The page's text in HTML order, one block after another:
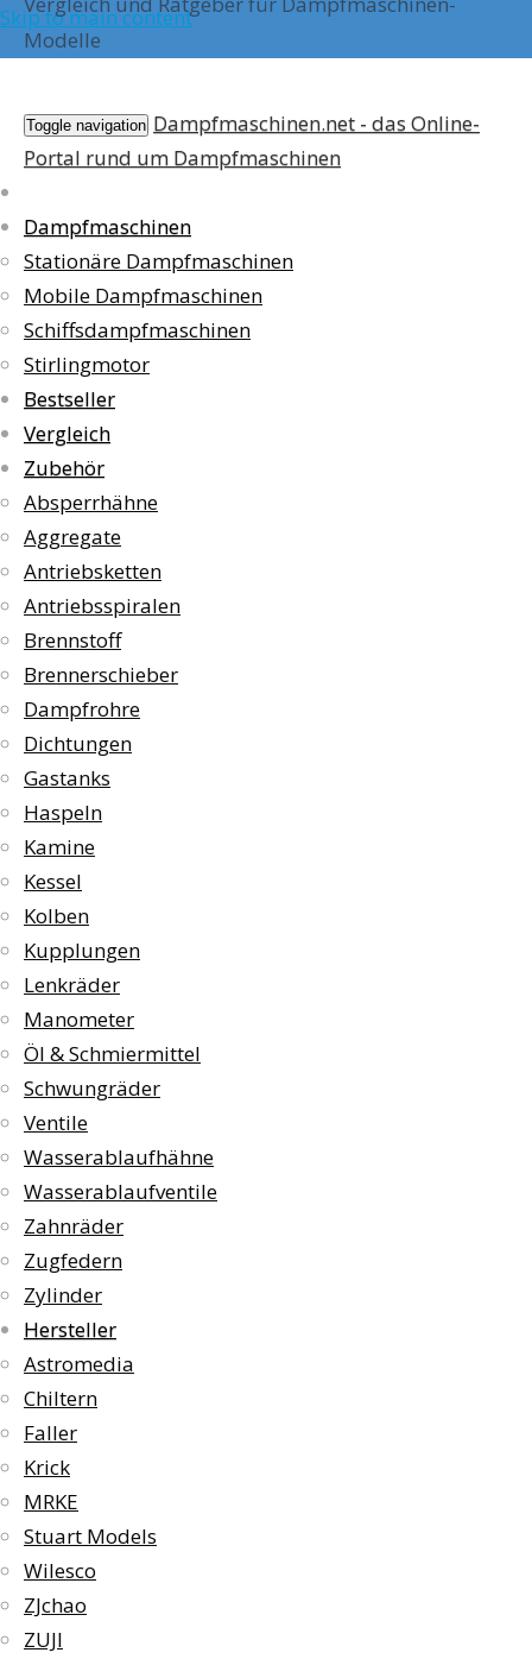
Skip to main content
Modelle
Toggle navigation Dampfmaschinen.net - das Online-
Portal rund um Dampfmaschinen
Dampfmaschinen
Stationäre Dampfmaschinen
Mobile Dampfmaschinen
Schiffsdampfmaschinen
Stirlingmotor
Bestseller
Vergleich
Zubehör
Absperrhähne
Aggregate
Antriebsketten
Antriebsspiralen
Brennstoff
Brennerschieber
Dampfrohre
Dichtungen
Gastanks
Haspeln
Kamine
Kessel
Kolben
Kupplungen
Lenkräder
Manometer
Öl & Schmiermittel
Schwungräder
Ventile
Wasserablaufhähne
Wasserablaufventile
Zahnräder
Zugfedern
Zylinder
Hersteller
Astromedia
Chiltern
Faller
Krick
MRKE
Stuart Models
Wilesco
ZJchao
ZUJI